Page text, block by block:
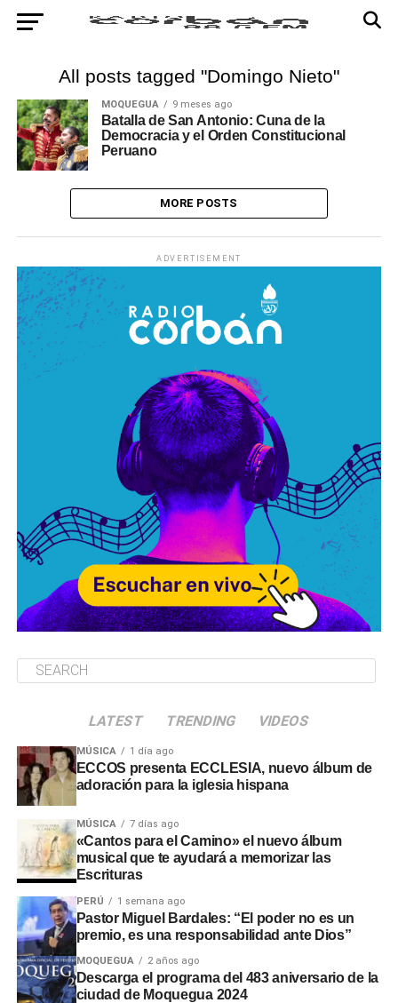
All posts tagged "Domingo Nieto"
MOQUEGUA 9 meses ago
Batalla de San Antonio: Cuna de la
Democracia y el Orden Constitucional
Peruano
MORE POSTS
ADVERTISEMENT
LATEST TRENDING VIDEOS
MÚSICA 1 día ago
ECCOS presenta ECCLESIA, nuevo álbum de
adoración para la iglesia hispana
MÚSICA 7 días ago
«Cantos para el Camino» el nuevo álbum
musical que te ayudará a memorizar las
Escrituras
PERÚ 1 semana ago
Pastor Miguel Bardales: “El poder no es un
premio, es una responsabilidad ante Dios”
MOQUEGUA 2 años ago
Descarga el programa del 483 aniversario de la
ciudad de Moquegua 2024